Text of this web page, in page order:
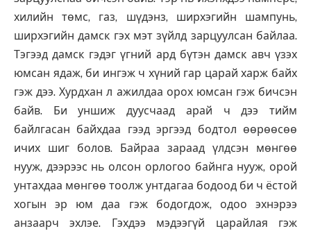
хилийн төмс, газ, шүдэнз, ширхэгийн шампунь,
ширхэгийн дамск гэх мэт зүйлд зарцуулсан байлаа.
Тэгээд дамск гэдэг үгний ард бүтэн дамск авч үзэх
юмсан ядаж, би ингэж ч хүний гар царай харж байх
гэж дээ. Хурдхан л ажилдаа орох юмсан гэж бичсэн
байв. Би уншиж дуусчаад арай ч дээ тийм
байлгасан байхдаа гээд эргээд бодтол өөрөөсөө
ичих шиг болов. Байраа зараад үлдсэн мөнгөө
нууж, дээрээс нь олсон орлогоо байнга нууж, орой
унтахдаа мөнгөө тоолж унтдагаа бодоод би ч ёстой
хогын эр юм даа гэж бодогдож, одоо эхнэрээ
анзаарч эхлэе. Гэхдээ мэдээгүй царайлая гэж